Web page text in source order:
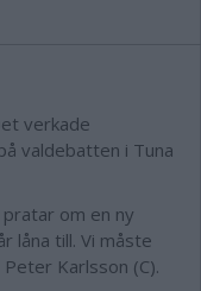
verkade
valdebatten i Tuna
om en ny
låna till. Vi måste
Karlsson (C).